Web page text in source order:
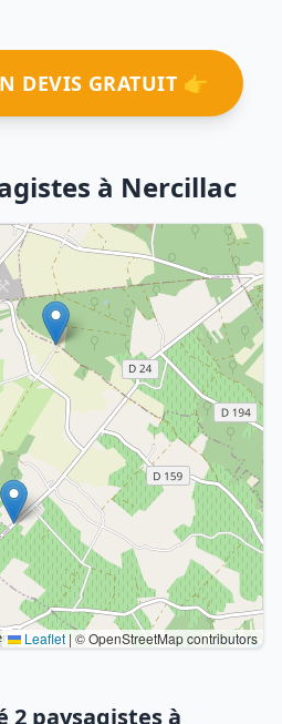
DEVIS GRATUIT 👉
à Nercillac
Leaflet | © OpenStreetMap contributors
2 paysagistes à